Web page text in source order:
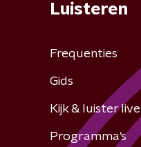
Luisteren
Frequenties
Gids
Kijk & luister live
Programma's